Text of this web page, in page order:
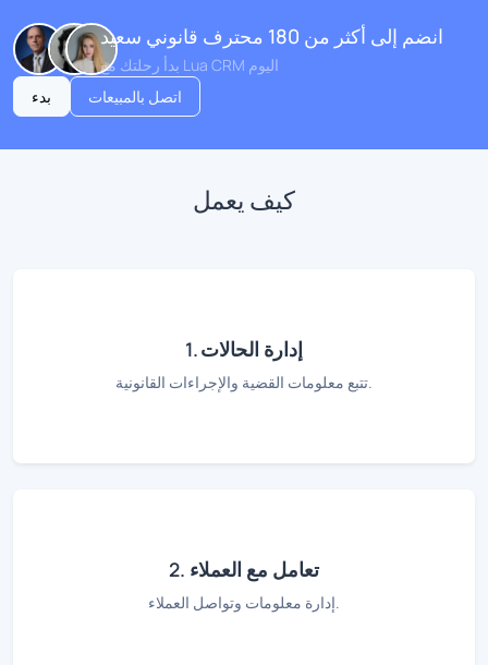
انضم إلى أكثر من 180 محترف قانوني سعيد
بدأ رحلتك مع Lua CRM اليوم
بدء
اتصل بالمبيعات
كيف يعمل
1. إدارة الحالات
تتبع معلومات القضية والإجراءات القانونية.
2. تعامل مع العملاء
إدارة معلومات وتواصل العملاء.